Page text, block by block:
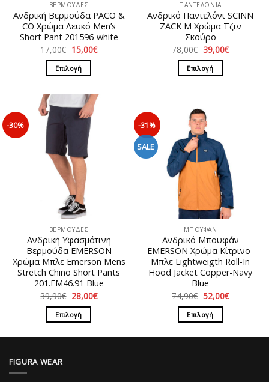
ΒΕΡΜΟΥΔΕΣ
Ανδρική Βερμούδα PACO &
CO Χρώμα Λευκό Men’s
Short Pant 201596-white
17,00€ Original
price
was:
17,00€.
15,00€Η
τρέχουσα
Επιλογή
το
προϊόν
έχει
πολλαπλές
παραλλαγές.
Οι
επιλογές
μπορούν
να
επιλεγούν
στη
σελίδα
του
προϊόντος
ΠΑΝΤΕΛΟΝΙΑ
Ανδρικό Παντελόνι SCINN
ZACK M Χρώμα Τζιν
Σκούρο
78,00€ Original
price
was:
78,00€.
39,00€Η
τρέχουσα
Επιλογή
προϊόν
έχει
πολλαπλές
παραλλαγές.
Οι
επιλογές
μπορούν
επιλεγούν
στη
σελίδα
του
προϊόντος
-30%
ΒΕΡΜΟΥΔΕΣ
Ανδρική Υφασμάτινη
Βερμούδα EMERSON
Χρώμα Μπλε Emerson Mens
Stretch Chino Short Pants
201.EM46.91 Blue
39,90€ Original
price
was:
39,90€.
28,00€Η
τρέχουσα
Επιλογή
το
-31%
SALE
ΜΠΟΥΦΑΝ
Ανδρικό Μπουφάν
EMERSON Χρώμα Κίτρινο-
Μπλε Lightweigth Roll-In
Hood Jacket Copper-Navy
Blue
74,90€ Original
price
was:
74,90€.
52,00€Η
τρέχουσα
Επιλογή
το
FIGURA WEAR